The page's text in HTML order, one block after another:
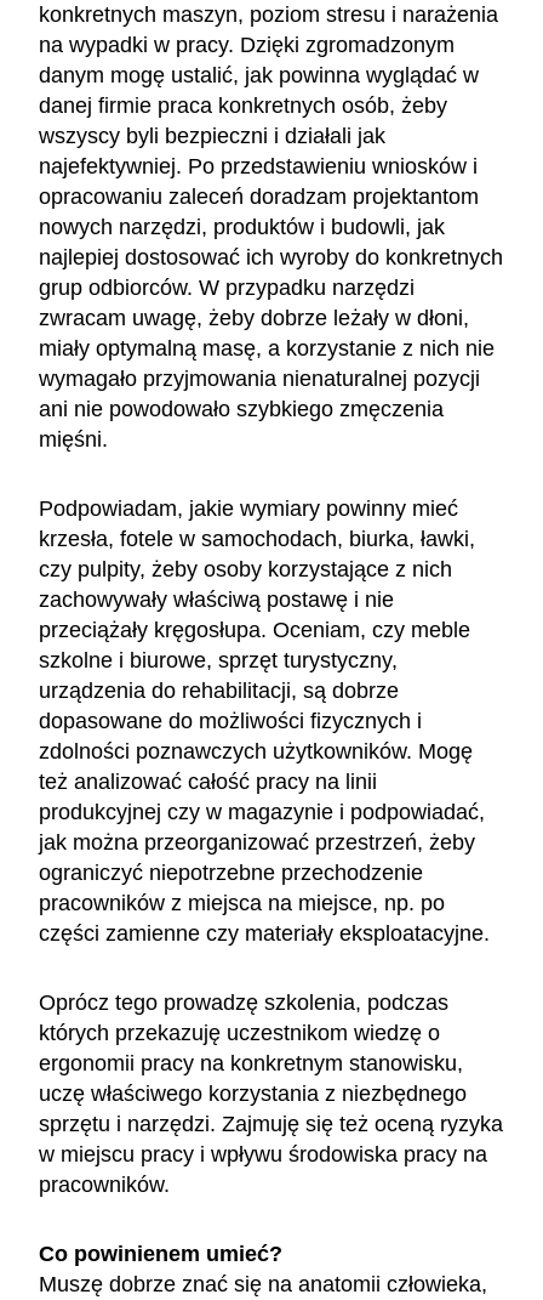
konkretnych maszyn, poziom stresu i narażenia
na wypadki w pracy. Dzięki zgromadzonym
danym mogę ustalić, jak powinna wyglądać w
danej firmie praca konkretnych osób, żeby
wszyscy byli bezpieczni i działali jak
najefektywniej. Po przedstawieniu wniosków i
opracowaniu zaleceń doradzam projektantom
nowych narzędzi, produktów i budowli, jak
najlepiej dostosować ich wyroby do konkretnych
grup odbiorców. W przypadku narzędzi
zwracam uwagę, żeby dobrze leżały w dłoni,
miały optymalną masę, a korzystanie z nich nie
wymagało przyjmowania nienaturalnej pozycji
ani nie powodowało szybkiego zmęczenia
mięśni.
Podpowiadam, jakie wymiary powinny mieć
krzesła, fotele w samochodach, biurka, ławki,
czy pulpity, żeby osoby korzystające z nich
zachowywały właściwą postawę i nie
przeciążały kręgosłupa. Oceniam, czy meble
szkolne i biurowe, sprzęt turystyczny,
urządzenia do rehabilitacji, są dobrze
dopasowane do możliwości fizycznych i
zdolności poznawczych użytkowników. Mogę
też analizować całość pracy na linii
produkcyjnej czy w magazynie i podpowiadać,
jak można przeorganizować przestrzeń, żeby
ograniczyć niepotrzebne przechodzenie
pracowników z miejsca na miejsce, np. po
części zamienne czy materiały eksploatacyjne.
Oprócz tego prowadzę szkolenia, podczas
których przekazuję uczestnikom wiedzę o
ergonomii pracy na konkretnym stanowisku,
uczę właściwego korzystania z niezbędnego
sprzętu i narzędzi. Zajmuję się też oceną ryzyka
w miejscu pracy i wpływu środowiska pracy na
pracowników.
Co powinienem umieć?
Muszę dobrze znać się na anatomii człowieka,